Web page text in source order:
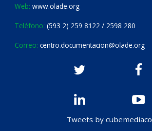
Web: www.olade.org
Teléfono: (593 2) 259 8122 / 2598 280
Correo: centro.documentacion@olade.org
Tweets by cubemediaco